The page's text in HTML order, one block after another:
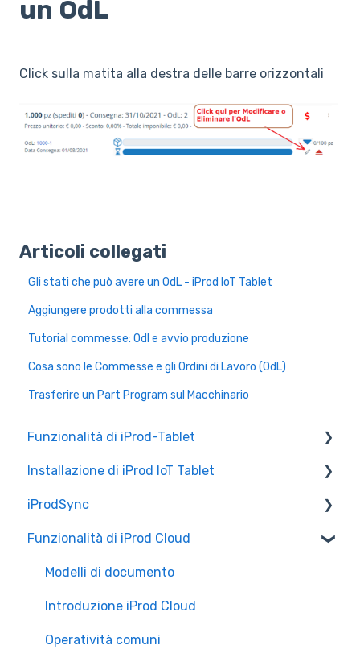
un OdL
Click sulla matita alla destra delle barre orizzontali
Articoli collegati
Gli stati che può avere un OdL - iProd IoT Tablet
Aggiungere prodotti alla commessa
Tutorial commesse: Odl e avvio produzione
Cosa sono le Commesse e gli Ordini di Lavoro (OdL)
Trasferire un Part Program sul Macchinario
Funzionalità di iProd-Tablet
Controllo Qualità
Liste di Prelievo
Installazione di iProd IoT Tablet
Configurazione Alleantia
Configurazioni di Rete
iProdSync
Informazioni generali
Accesso a iProd
Licenza
Funzionalità di iProd Cloud
Modelli di documento
Introduzione iProd Cloud
Operatività comuni